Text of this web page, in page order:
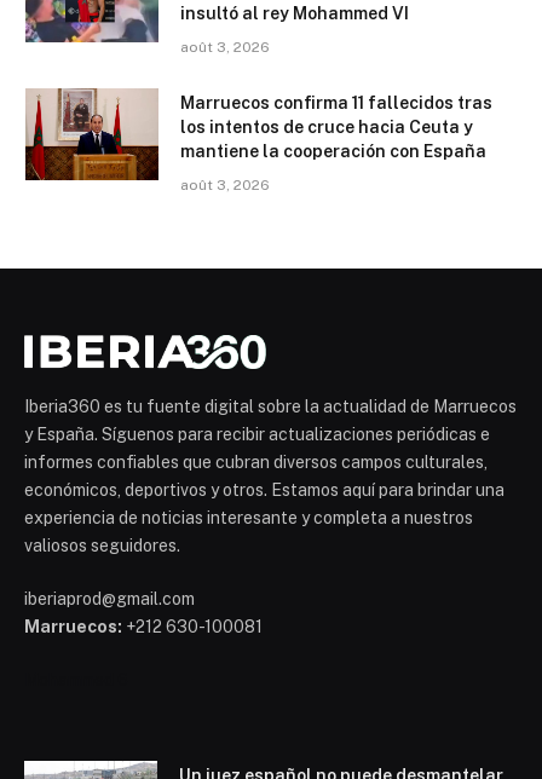
insultó al rey Mohammed VI
août 3, 2026
Marruecos confirma 11 fallecidos tras
los intentos de cruce hacia Ceuta y
mantiene la cooperación con España
août 3, 2026
Iberia360 es tu fuente digital sobre la actualidad de Marruecos
y España. Síguenos para recibir actualizaciones periódicas e
informes confiables que cubran diversos campos culturales,
económicos, deportivos y otros. Estamos aquí para brindar una
experiencia de noticias interesante y completa a nuestros
valiosos seguidores.
iberiaprod@gmail.com
Marruecos: +212 630-100081